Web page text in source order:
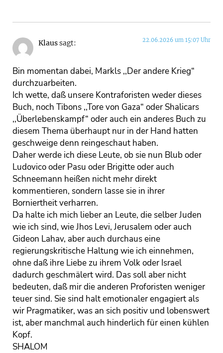
Klaussagt: 22.06.2026 um 15:07 Uhr
Bin momentan dabei, Markls ,,Der andere Krieg“
durchzuarbeiten.
Ich wette, daß unsere Kontraforisten weder dieses
Buch, noch Tibons ,,Tore von Gaza“ oder Shalicars
,,Überlebenskampf“ oder auch ein anderes Buch zu
diesem Thema überhaupt nur in der Hand hatten
geschweige denn reingeschaut haben.
Daher werde ich diese Leute, ob sie nun Blub oder
Ludovico oder Pasu oder Brigitte oder auch
Schneemann heißen nicht mehr direkt
kommentieren, sondern lasse sie in ihrer
Borniertheit verharren.
Da halte ich mich lieber an Leute, die selber Juden
wie ich sind, wie Jhos Levi, Jerusalem oder auch
Gideon Lahav, aber auch durchaus eine
regierungskritische Haltung wie ich einnehmen,
ohne daß ihre Liebe zu ihrem Volk oder Israel
dadurch geschmälert wird. Das soll aber nicht
bedeuten, daß mir die anderen Proforisten weniger
teuer sind. Sie sind halt emotionaler engagiert als
wir Pragmatiker, was an sich positiv und lobenswert
ist, aber manchmal auch hinderlich für einen kühlen
Kopf.
SHALOM